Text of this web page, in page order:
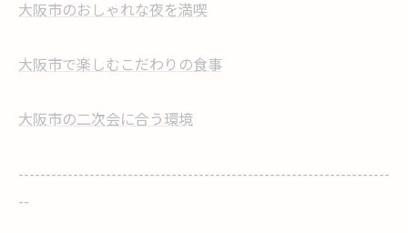
大阪市のおしゃれな夜を満喫
大阪市で楽しむこだわりの食事
大阪市の二次会に合う環境
--------------------------------------------------------------------
--